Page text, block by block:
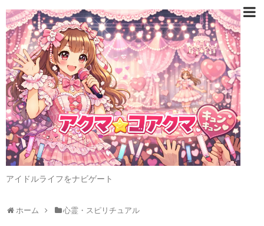
アイドルライフをナビゲート
ホーム 心霊・スピリチュアル